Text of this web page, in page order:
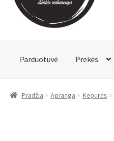
Parduotuvė Prekės
Pradžia Apranga Kepurės